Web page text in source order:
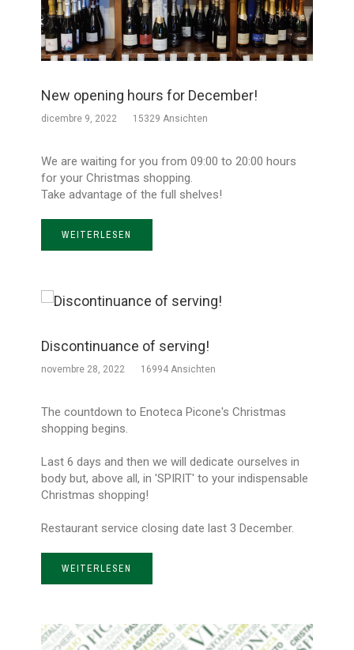
New opening hours for December!
dicembre 9, 2022 15329 Ansichten
We are waiting for you from 09:00 to 20:00 hours
for your Christmas shopping.
Take advantage of the full shelves!
WEITERLESEN
Discontinuance of serving!
novembre 28, 2022 16994 Ansichten
The countdown to Enoteca Picone's Christmas
shopping begins.
Last 6 days and then we will dedicate ourselves in
body but, above all, in 'SPIRIT' to your indispensable
Christmas shopping!
Restaurant service closing date last 3 December.
WEITERLESEN